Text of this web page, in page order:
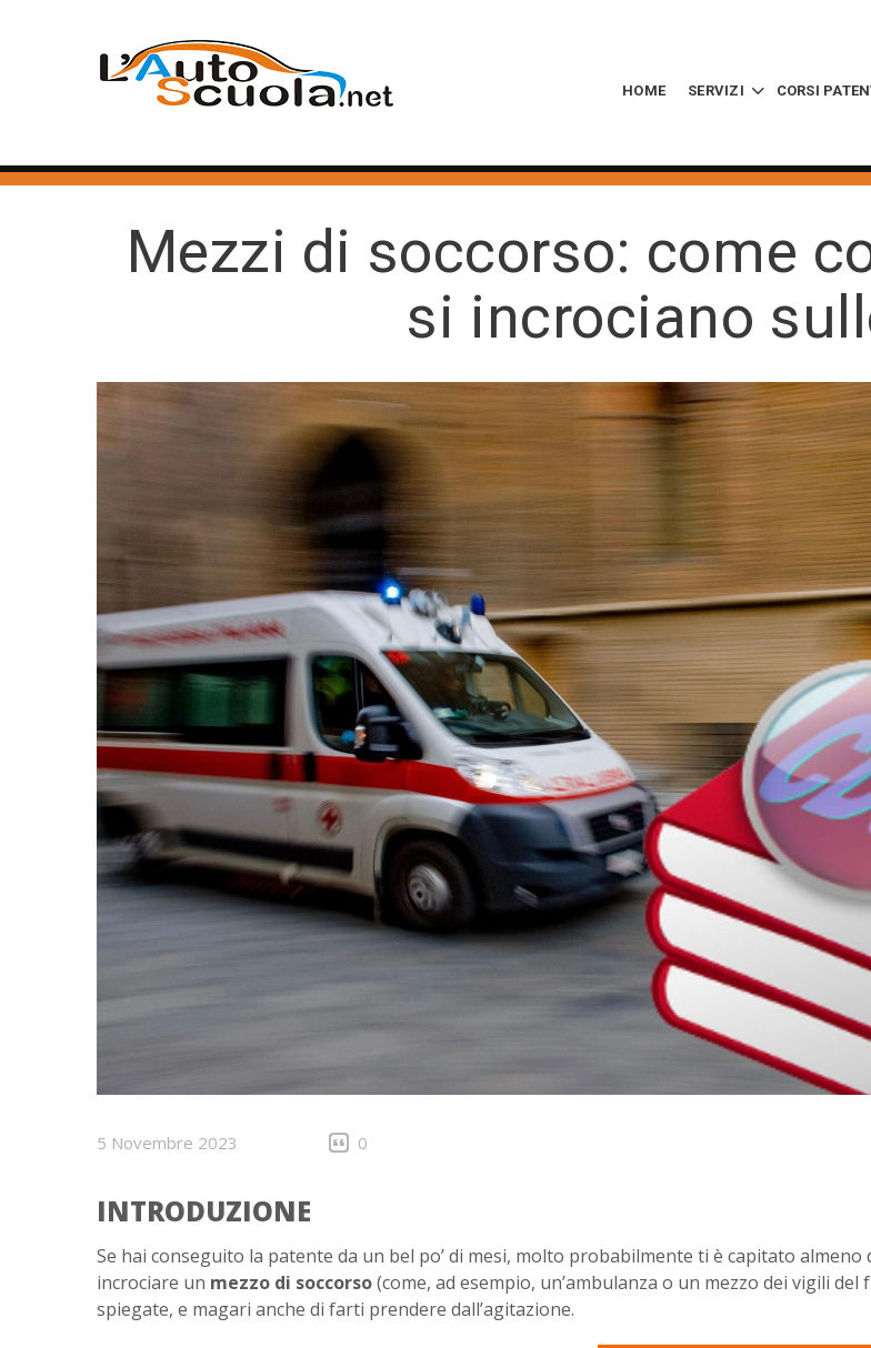
HOME SERVIZI CORSI
Mezzi di soccorso: come
si incrociano
5 Novembre 2023 0
INTRODUZIONE
Se hai conseguito la patente da un bel po’ di mesi, molto probabilmente ti è capitato almeno
incrociare un mezzo di soccorso(come, ad esempio, un’ambulanza o un mezzo dei vigili del
spiegate, e magari anche di farti prendere dall’agitazione.